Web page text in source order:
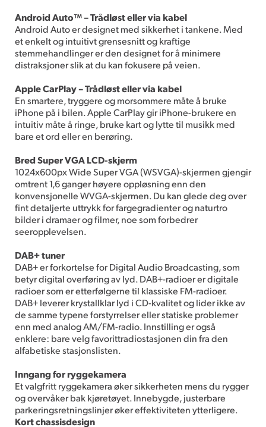
Android Auto™ – Trådløst eller via kabel
Android Auto er designet med sikkerhet i tankene. Med
et enkelt og intuitivt grensesnitt og kraftige
stemmehandlinger er den designet for å minimere
distraksjoner slik at du kan fokusere på veien.
Apple CarPlay – Trådløst eller via kabel
En smartere, tryggere og morsommere måte å bruke
iPhone på i bilen. Apple CarPlay gir iPhone-brukere en
intuitiv måte å ringe, bruke kart og lytte til musikk med
bare et ord eller en berøring.
Bred Super VGA LCD-skjerm
1024x600px Wide Super VGA (WSVGA)-skjermen gjengir
omtrent 1,6 ganger høyere oppløsning enn den
konvensjonelle WVGA-skjermen. Du kan glede deg over
fint detaljerte uttrykk for fargegradienter og naturtro
bilder i dramaer og filmer, noe som forbedrer
seeropplevelsen.
DAB+ tuner
DAB+ er forkortelse for Digital Audio Broadcasting, som
betyr digital overføring av lyd. DAB+-radioer er digitale
radioer som er etterfølgerne til klassiske FM-radioer.
DAB+ leverer krystallklar lyd i CD-kvalitet og lider ikke av
de samme typene forstyrrelser eller statiske problemer
enn med analog AM/FM-radio. Innstilling er også
enklere: bare velg favorittradiostasjonen din fra den
alfabetiske stasjonslisten.
Inngang for ryggekamera
Et valgfritt ryggekamera øker sikkerheten mens du rygger
og overvåker bak kjøretøyet. Innebygde, justerbare
parkeringsretningslinjer øker effektiviteten ytterligere.
Kort chassisdesign